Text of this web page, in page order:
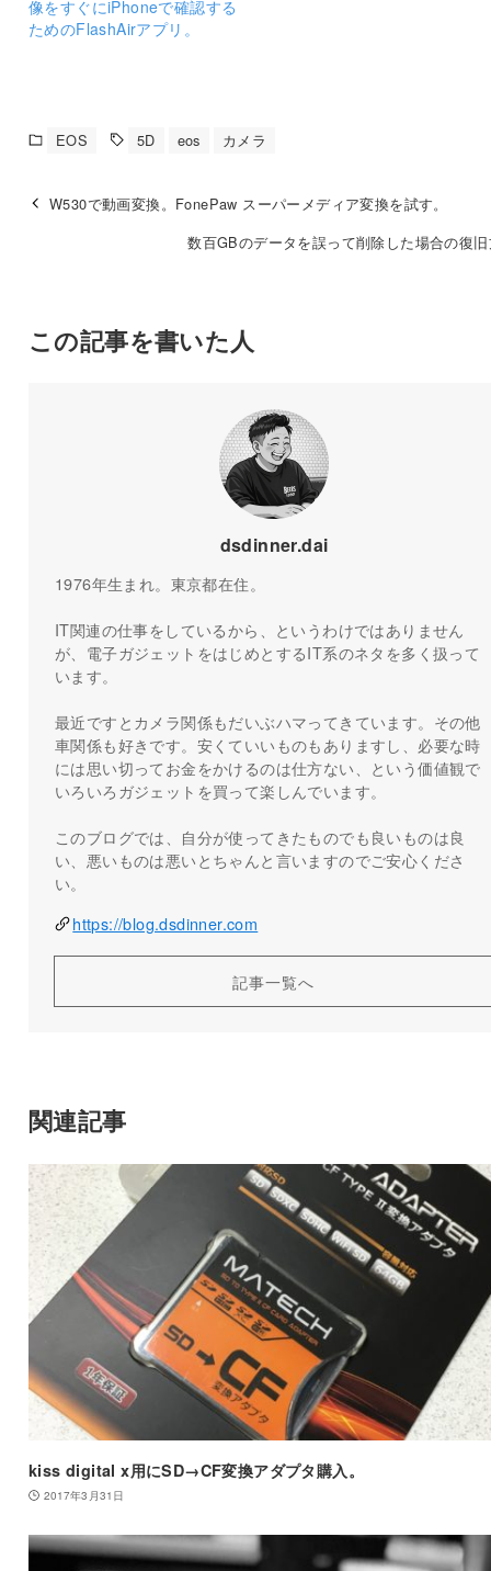
像をすぐにiPhoneで確認する
ためのFlashAirアプリ。
EOS 5D eos カメラ
W530で動画変換。FonePaw スーパーメディア変換を試す。
数百GBのデータを誤って削除した場合の復
この記事を書いた人
dsdinner.dai
1976年生まれ。東京都在住。
IT関連の仕事をしているから、というわけではありません
が、電子ガジェットをはじめとするIT系のネタを多く扱って
います。
最近ですとカメラ関係もだいぶハマってきています。その他
車関係も好きです。安くていいものもありますし、必要な時
には思い切ってお金をかけるのは仕方ない、という価値観で
いろいろガジェットを買って楽しんでいます。
このブログでは、自分が使ってきたものでも良いものは良
い、悪いものは悪いとちゃんと言いますのでご安心くださ
い。
https://blog.dsdinner.com
記事一覧へ
関連記事
kiss digital x用にSD→CF変換アダプタ購入。
2017年3月31日